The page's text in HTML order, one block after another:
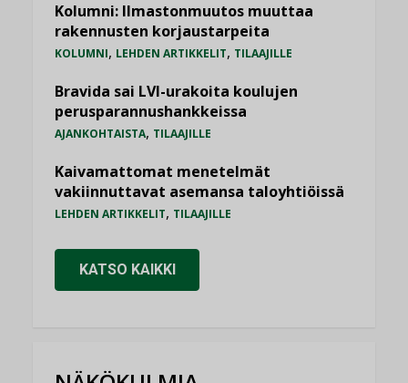
Kolumni: Ilmastonmuutos muuttaa
rakennusten korjaustarpeita
KOLUMNI, LEHDEN ARTIKKELIT, TILAAJILLE
Bravida sai LVI-urakoita koulujen
perusparannushankkeissa
AJANKOHTAISTA, TILAAJILLE
Kaivamattomat menetelmät
vakiinnuttavat asemansa taloyhtiöissä
LEHDEN ARTIKKELIT, TILAAJILLE
KATSO KAIKKI